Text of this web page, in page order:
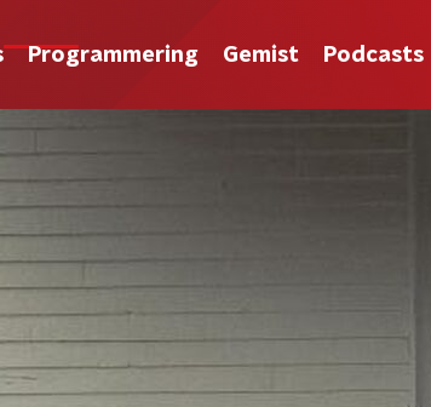
Programmering Gemist Podcasts